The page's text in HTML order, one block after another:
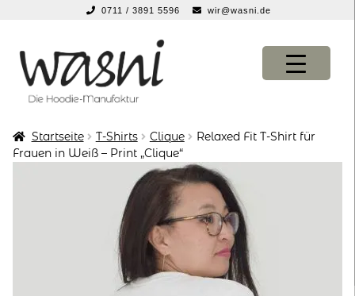
0711 / 3891 5596 wir@wasni.de
Navigation
springen
Inhalt
springen
KONFIGURATOR
KONFIGURATOR
Startseite T-Shirts Clique
Relaxed Fit T-Shirt für
Frauen in Weiß – Print „Clique“